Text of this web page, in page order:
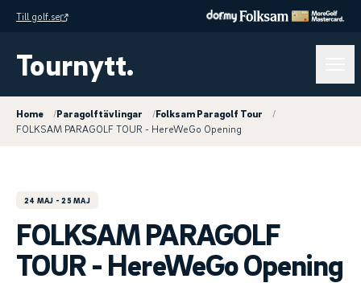
Till golf.se
Tournytt.
Home /Paragolftävlingar /Folksam Paragolf Tour
/
FOLKSAM PARAGOLF TOUR - HereWeGo Opening
24 MAJ - 25 MAJ
FOLKSAM PARAGOLF
TOUR - HereWeGo Opening